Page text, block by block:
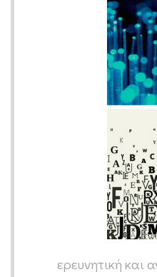
ερευνητική και